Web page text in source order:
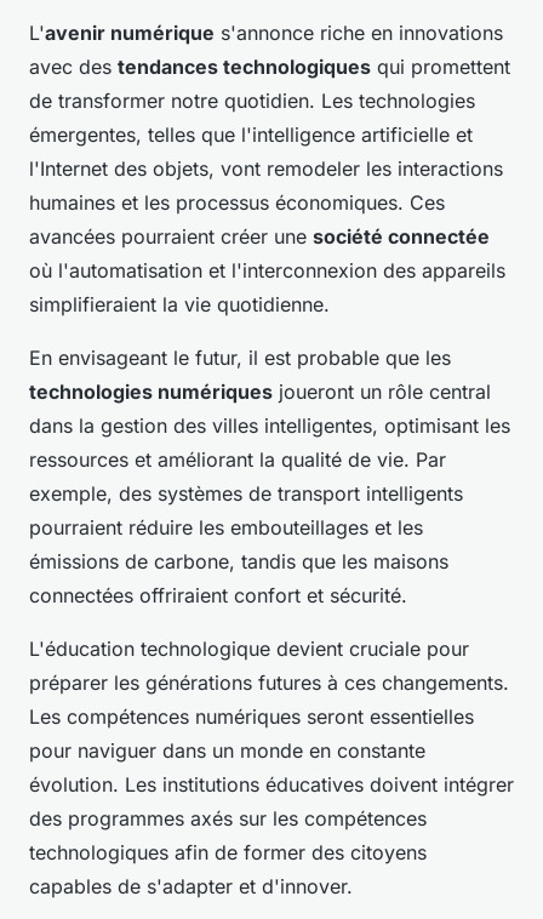
L'avenir numérique s'annonce riche en innovations
avec des tendances technologiques qui promettent
de transformer notre quotidien. Les technologies
émergentes, telles que l'intelligence artificielle et
l'Internet des objets, vont remodeler les interactions
humaines et les processus économiques. Ces
avancées pourraient créer une société connectée
où l'automatisation et l'interconnexion des appareils
simplifieraient la vie quotidienne.
En envisageant le futur, il est probable que les
technologies numériques joueront un rôle central
dans la gestion des villes intelligentes, optimisant les
ressources et améliorant la qualité de vie. Par
exemple, des systèmes de transport intelligents
pourraient réduire les embouteillages et les
émissions de carbone, tandis que les maisons
connectées offriraient confort et sécurité.
L'éducation technologique devient cruciale pour
préparer les générations futures à ces changements.
Les compétences numériques seront essentielles
pour naviguer dans un monde en constante
évolution. Les institutions éducatives doivent intégrer
des programmes axés sur les compétences
technologiques afin de former des citoyens
capables de s'adapter et d'innover.